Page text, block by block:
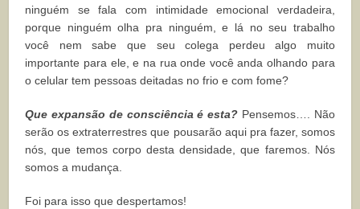
ninguém se fala com intimidade emocional verdadeira,
porque ninguém olha pra ninguém, e lá no seu trabalho
você nem sabe que seu colega perdeu algo muito
importante para ele, e na rua onde você anda olhando para
o celular tem pessoas deitadas no frio e com fome?
Que expansão de consciência é esta? Pensemos…. Não
serão os extraterrestres que pousarão aqui pra fazer, somos
nós, que temos corpo desta densidade, que faremos. Nós
somos a mudança.
Foi para isso que despertamos!